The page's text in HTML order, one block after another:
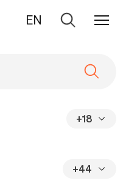
EN
Zur
+18
+44